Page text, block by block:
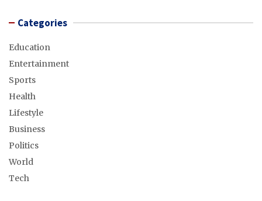
Categories
Education
Entertainment
Sports
Health
Lifestyle
Business
Politics
World
Tech